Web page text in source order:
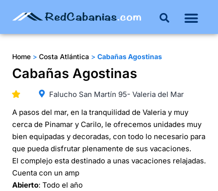
Home > Costa Atlántica > Cabañas Agostinas
Cabañas Agostinas
Falucho San Martín 95- Valeria del Mar
A pasos del mar, en la tranquilidad de Valeria y muy
cerca de Pinamar y Carilo, le ofrecemos unidades muy
bien equipadas y decoradas, con todo lo necesario para
que pueda disfrutar plenamente de sus vacaciones.
El complejo esta destinado a unas vacaciones relajadas.
Cuenta con un amp
Abierto: Todo el año